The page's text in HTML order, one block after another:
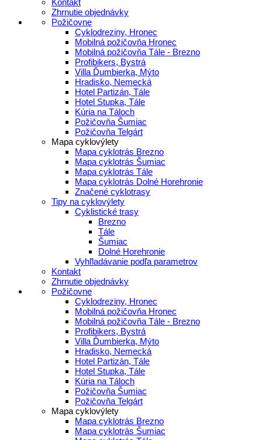
Zhrnutie objednávky
Požičovne
Cyklodreziny, Hronec
Mobilná požičovňa Hronec
Mobilná požičovňa Tále - Brezno
Profibikers, Bystrá
Villa Ďumbierka, Mýto
Hradisko, Nemecká
Hotel Partizán, Tále
Hotel Stupka, Tále
Kúria na Táloch
Požičovňa Šumiac
Požičovňa Telgárt
Mapa cyklovýlety
Mapa cyklotrás Brezno
Mapa cyklotrás Šumiac
Mapa cyklotrás Tále
Mapa cyklotrás Dolné Horehronie
Značené cyklotrasy
Tipy na cyklovýlety
Cyklistické trasy
Brezno
Tále
Šumiac
Dolné Horehronie
Vyhľladávanie podľa parametrov
Kontakt
Zhrnutie objednávky
Požičovne
Cyklodreziny, Hronec
Mobilná požičovňa Hronec
Mobilná požičovňa Tále - Brezno
Profibikers, Bystrá
Villa Ďumbierka, Mýto
Hradisko, Nemecká
Hotel Partizán, Tále
Hotel Stupka, Tále
Kúria na Táloch
Požičovňa Šumiac
Požičovňa Telgárt
Mapa cyklovýlety
Mapa cyklotrás Brezno
Mapa cyklotrás Šumiac